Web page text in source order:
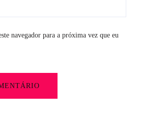
navegador para a próxima vez que eu